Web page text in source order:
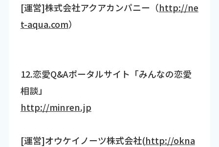
[運営]株式会社アクアカンパニー（http://ne
t-aqua.com）
12.恋愛Q&Aポータルサイト「みんなの恋愛
相談」
http://minren.jp
[運営]オウケイノーツ株式会社(http://okna